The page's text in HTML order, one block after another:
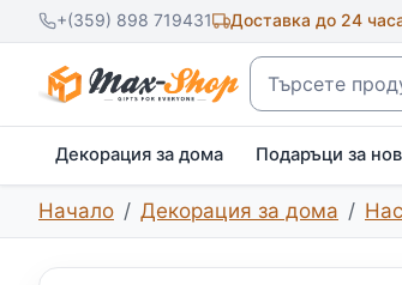
+(359) 898 719431 Доставка до 24
Търсене
Декорация за дома Подаръци за
Начало Декорация за дома